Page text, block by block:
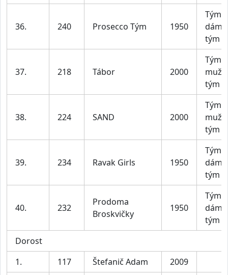
36. 240 Prosecco Tým 1950
Tým
tým
37. 218 Tábor 2000
Tým
tým
38. 224 SAND 2000
Tým
tým
39. 234 Ravak Girls 1950
Tým
tým
40. 232
Prodoma
Broskvičky
1950
Tým
tým
Dorost
1.
117 Štefanič Adam 2009